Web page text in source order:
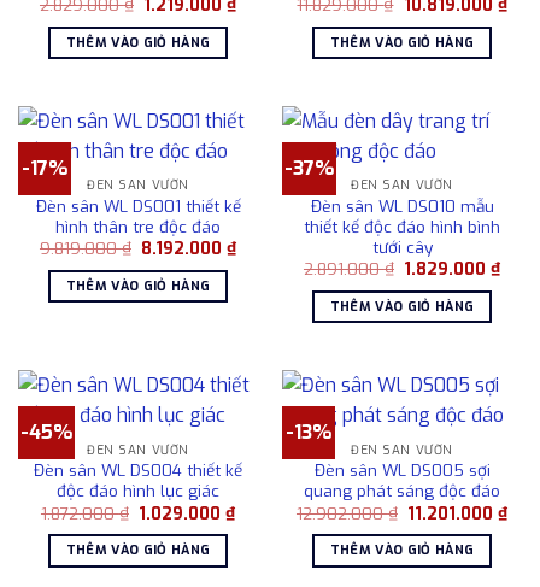
2.829.000₫
là:
2.829.000 ₫.
1.219.000₫
hiện
1.219.000 ₫.
THÊM VÀO GIỎ HÀNG
11.829.000₫
là:
11.829.000 ₫.
10.819.000 ₫
hiện
THÊM VÀO GIỎ HÀNG
-17%
ĐÈN SÂN VƯỜN
Đèn sân WL DS001 thiết kế
hình thân tre độc đáo
9.819.000₫ Giá
là:
9.819.000 ₫.
8.192.000₫Giá
hiện
THÊM VÀO GIỎ HÀNG
-37%
ĐÈN SÂN VƯỜN
Đèn sân WL DS010 mẫu
thiết kế độc đáo hình bình
tưới cây
2.891.000₫ Giá
là:
2.891.000 ₫.
1.829.000₫Giá
hiện
THÊM VÀO GIỎ HÀNG
-45%
ĐÈN SÂN VƯỜN
Đèn sân WL DS004 thiết kế
độc đáo hình lục giác
1.872.000₫ Giá
là:
1.872.000 ₫.
1.029.000₫Giá
hiện
1.029.000 ₫.
THÊM VÀO GIỎ HÀNG
-13%
ĐÈN SÂN VƯỜN
Đèn sân WL DS005 sợi
quang phát sáng độc đáo
12.902.000₫ Giá
là:
12.902.000 ₫.
11.201.000₫Giá
hiện
THÊM VÀO GIỎ HÀNG